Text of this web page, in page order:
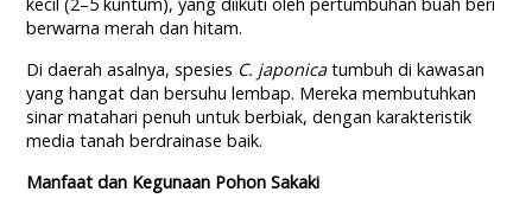
berwarna merah dan hitam.
Di daerah asalnya, spesies C. japonicatumbuh di kawasan
yang hangat dan bersuhu lembap. Mereka membutuhkan
sinar matahari penuh untuk berbiak, dengan karakteristik
media tanah berdrainase baik.
Manfaat dan Kegunaan Pohon Sakaki